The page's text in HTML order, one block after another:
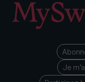
Je